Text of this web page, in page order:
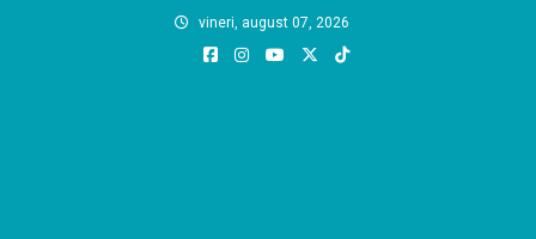
vineri, august 07, 2026